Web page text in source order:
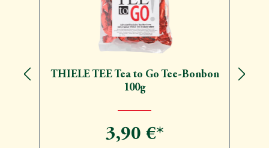
THIELE TEE Tea to Go Tee-Bonbon
100g
3,90 €*